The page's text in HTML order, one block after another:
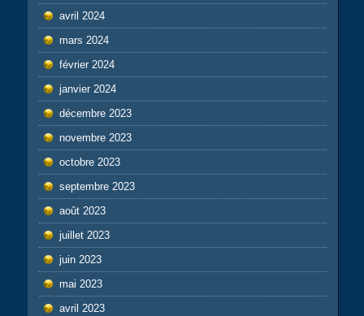
avril 2024
mars 2024
février 2024
janvier 2024
décembre 2023
novembre 2023
octobre 2023
septembre 2023
août 2023
juillet 2023
juin 2023
mai 2023
avril 2023